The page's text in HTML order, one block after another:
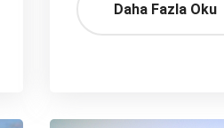
Daha Fazla Oku